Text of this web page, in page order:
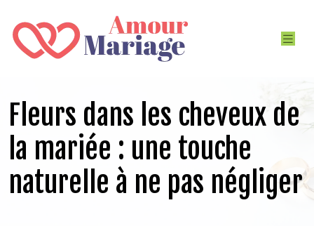
Fleurs dans les cheveux de
la mariée : une touche
naturelle à ne pas négliger